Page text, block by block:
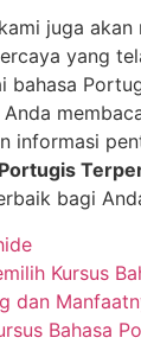
juga akan
yang
bahasa
informasi
bagi
Kursus
dan
Bahasa